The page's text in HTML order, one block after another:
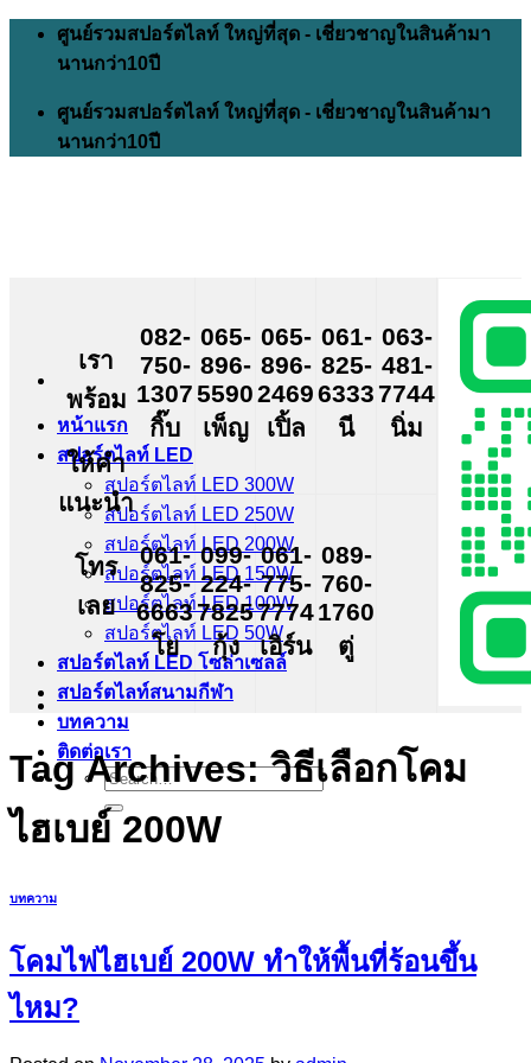
Skip
content
ศูนย์รวมสปอร์ตไลท์ ใหญ่ที่สุด - เชี่ยวชาญในสินค้ามา
นานกว่า10ปี
ศูนย์รวมสปอร์ตไลท์ ใหญ่ที่สุด - เชี่ยวชาญในสินค้ามา
นานกว่า10ปี
หน้าแรก
สปอร์ตไลท์ LED
สปอร์ตไลท์ LED 300W
สปอร์ตไลท์ LED 250W
สปอร์ตไลท์ LED 200W
สปอร์ตไลท์ LED 150W
สปอร์ตไลท์ LED 100W
สปอร์ตไลท์ LED 50W
สปอร์ตไลท์ LED โซล่าเซลล์
สปอร์ตไลท์สนามกีฬา
บทความ
ติดต่อเรา
Search
for:
เรา
พร้อม
ให้คำ
แนะนำ
โทร
เลย
082-
750-
1307
กิ๊บ
065-
896-
5590
เพ็ญ
065-
896-
2469
เปิ้ล
061-
825-
6333
นี
063-
481-
7744
นิ่ม
061-
825-
6663
โย
099-
224-
7825
กุ้ง
061-
775-
7774
เอิร์น
089-
760-
1760
ตู่
Tag Archives:วิธีเลือกโคม
ไฮเบย์ 200W
บทความ
โคมไฟไฮเบย์ 200W ทำให้พื้นที่ร้อนขึ้น
ไหม?